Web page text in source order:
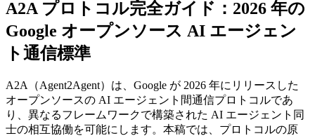
A2A プロトコル完全ガイド：2026 年の
Google オープンソース AI エージェン
ト通信標準
A2A（Agent2Agent）は、Google が 2026 年にリリースした
オープンソースの AI エージェント間通信プロトコルであ
り、異なるフレームワークで構築された AI エージェント同
士の相互協働を可能にします。本稿では、プロトコルの原